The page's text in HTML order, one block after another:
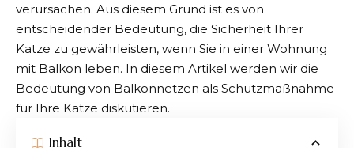
verursachen. Aus diesem Grund ist es von
entscheidender Bedeutung, die Sicherheit Ihrer
Katze zu gewährleisten, wenn Sie in einer Wohnung
mit Balkon leben. In diesem Artikel werden wir die
Bedeutung von Balkonnetzen als Schutzmaßnahme
für Ihre Katze diskutieren.
Inhalt